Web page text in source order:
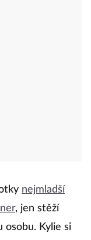
nejmladší
, jen stěží
osobu. Kylie si